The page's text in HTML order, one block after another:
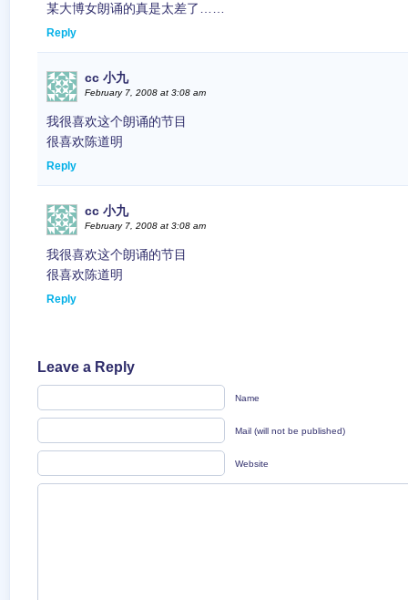
某大博女朗诵的真是太差了……
Reply
cc 小九
February 7, 2008 at 3:08 am
我很喜欢这个朗诵的节目
很喜欢陈道明
Reply
cc 小九
February 7, 2008 at 3:08 am
我很喜欢这个朗诵的节目
很喜欢陈道明
Reply
Leave a Reply
Name
Mail (will not be published)
Website